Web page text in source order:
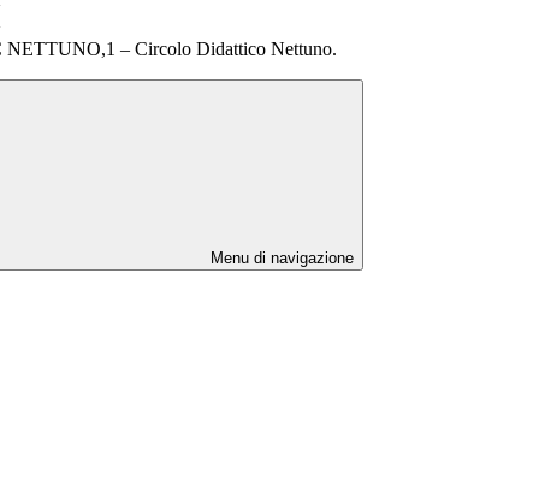
NETTUNO,1 – Circolo Didattico Nettuno.
Menu di navigazione